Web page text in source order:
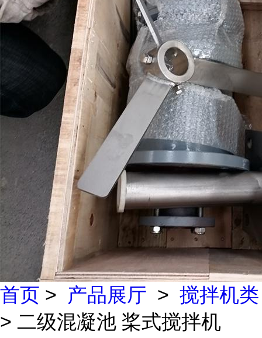
首页 > 产品展厅 > 搅拌机类
> 二级混凝池 桨式搅拌机